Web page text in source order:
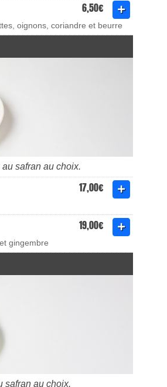
6,50€
oignons, coriandre et beurre
safran au choix.
17,00€
19,00€
gingembre
safran au choix.